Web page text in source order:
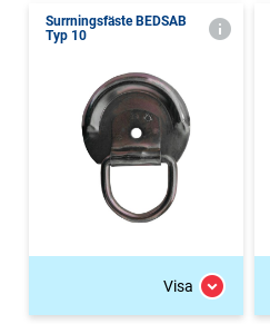
Surrningsfäste BEDSAB
Typ 10
Visa